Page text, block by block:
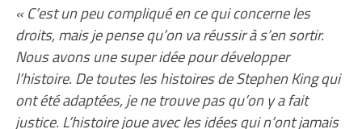
« C’est un peu compliqué en ce qui concerne les
droits, mais je pense qu’on va réussir à s’en sortir.
Nous avons une super idée pour développer
l’histoire. De toutes les histoires de Stephen King qui
ont été adaptées, je ne trouve pas qu’on y a fait
justice. L’histoire joue avec les idées qui n’ont jamais